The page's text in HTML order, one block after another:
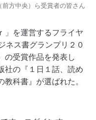
方中央）ら受賞者の皆さん
を運営するフライヤ
ネス書グランプリ２０
の受賞作品を発表し
社の『１日１話、読め
科書』が選ばれた。